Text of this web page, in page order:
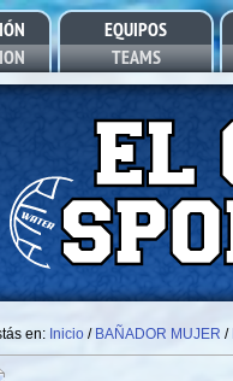
EQUIPOS
TEAMS
en: Inicio / BAÑADOR MUJER /